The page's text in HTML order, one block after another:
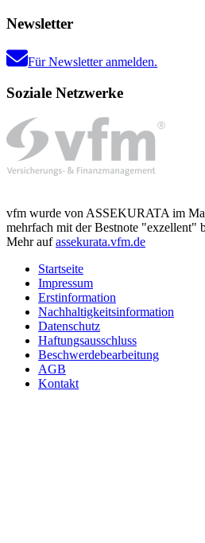
Newsletter
Für Newsletter anmelden.
Soziale Netzwerke
vfm wurde von ASSEKURATA im
mehrfach mit der Bestnote "exzellent"
Mehr aufassekurata.vfm.de
Startseite
Impressum
Erstinformation
Nachhaltigkeitsinformation
Datenschutz
Haftungsausschluss
Beschwerdebearbeitung
AGB
Kontakt